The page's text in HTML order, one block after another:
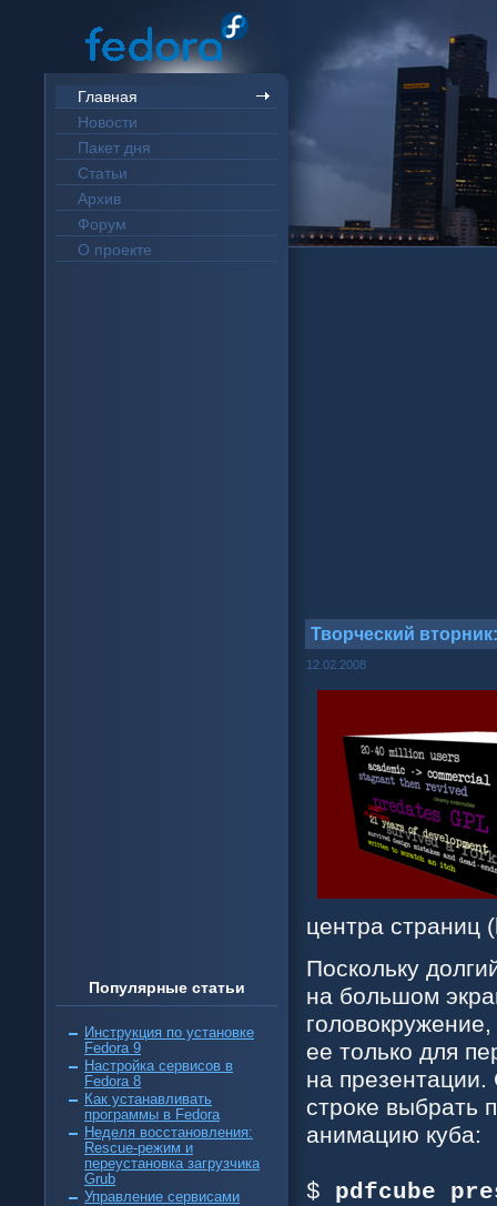
Главная
Новости
Пакет дня
Статьи
Архив
Форум
О проекте
Популярные статьи
Инструкция по установке
Fedora 9
Настройка сервисов в
Fedora 8
Как устанавливать
программы в Fedora
Неделя восстановления:
Rescue-режим и
переустановка загрузчика
Grub
Управление сервисами
Творческий
12.02.2008
центра страниц
Поскольку
на большом
ее только для
на
строке выбрать
анимацию куба:
$ pdfcube